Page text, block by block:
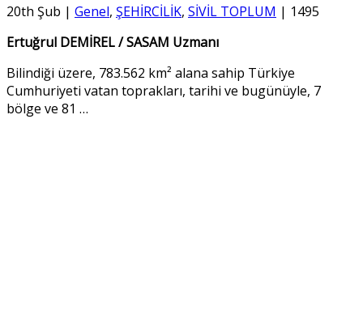
20th Şub | Genel, ŞEHİRCİLİK, SİVİL TOPLUM | 1495
Ertuğrul DEMİREL / SASAM Uzmanı
Bilindiği üzere, 783.562 km² alana sahip Türkiye
Cumhuriyeti vatan toprakları, tarihi ve bugünüyle, 7
bölge ve 81 …